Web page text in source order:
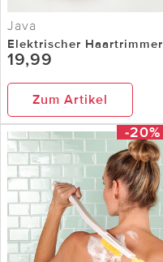
Java
Elektrischer Haartrimmer
19,99
Zum Artikel
-20%